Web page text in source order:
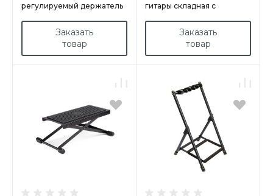
регулируемый держатель
Заказать
товар
гитары складная с
Заказать
товар